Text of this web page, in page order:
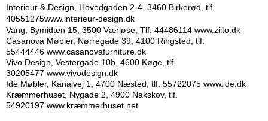
Interieur & Design, Hovedgaden 2-4, 3460 Birkerød, tlf.
40551275www.interieur-design.dk
Vang, Bymidten 15, 3500 Værløse, Tlf. 44486114 www.ziito.dk
Casanova Møbler, Nørregade 39, 4100 Ringsted, tlf.
55444446 www.casanovafurniture.dk
Vivo Design, Vestergade 10b, 4600 Køge, tlf.
30205477 www.vivodesign.dk
Ide Møbler, Kanalvej 1, 4700 Næsted, tlf. 55722075 www.ide.dk
Kræmmerhuset, Nygade 2, 4900 Nakskov, tlf.
54920197 www.kræmmerhuset.net